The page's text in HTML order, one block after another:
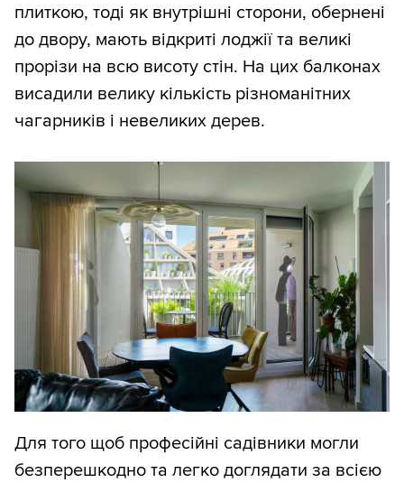
плиткою, тоді як внутрішні сторони, обернені
до двору, мають відкриті лоджії та великі
прорізи на всю висоту стін. На цих балконах
висадили велику кількість різноманітних
чагарників і невеликих дерев.
Для того щоб професійні садівники могли
безперешкодно та легко доглядати за всією